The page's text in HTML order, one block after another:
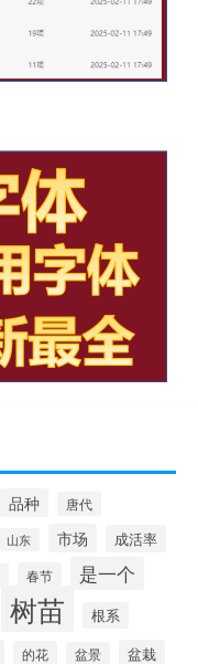
品种 唐代
山东 市场 成活率
春节 是一个
树苗 根系
的花 盆景 盆栽